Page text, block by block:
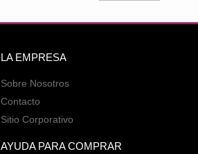
LA EMPRESA
Sobre Nosotros
Contacto
Sitio Corporativo
AYUDA PARA COMPRAR